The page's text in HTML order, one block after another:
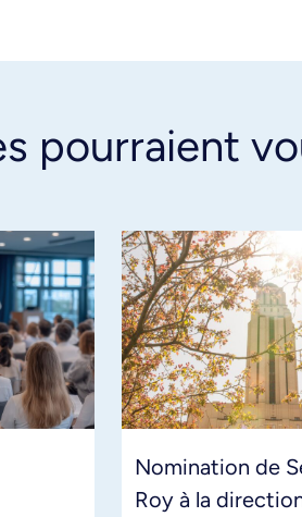
pourraient
Nomination de
Roy à la